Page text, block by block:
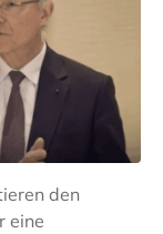
den
eine